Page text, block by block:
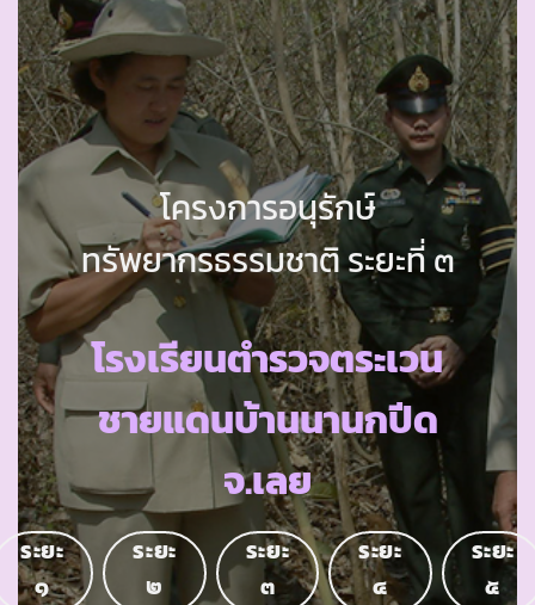
โครงการอนุรักษ์
ทรัพยากรธรรมชาติ ระยะที่ ๓
โรงเรียนตำรวจตระเวน
ชายแดนบ้านนานกปีด
จ.เลย
ระยะ
๑
ระยะ
๒
ระยะ
๓
ระยะ
๔
ระยะ
๕